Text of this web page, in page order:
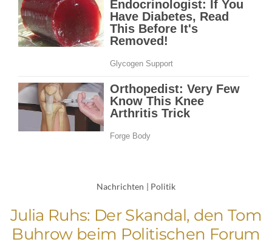
Nachrichten Politik
Julia Ruhs: Der Skandal, den Tom
Buhrow beim Politischen Forum